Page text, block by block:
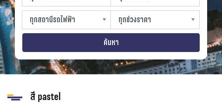
sproperty
slocation
ทุกสถานีรถไฟฟ้า
ทุกสถานีรถไฟฟ้า
strain-station
ทุกช่วงราคา
ทุกช่วงราคา
sprice
ค้นหา
สี pastel